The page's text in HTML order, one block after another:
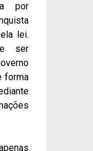
por
lei.
ser
forma